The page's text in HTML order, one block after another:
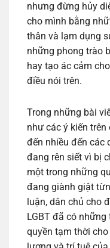
nhưng đừng hủy
cho mình bằng
thân và lạm dụng
những phong trào
hay tạo ác cảm
điều nói trên.
Trong những bài
như các ý kiến
đến nhiều đến các
đang rên siết vì bị
một trong những
đang giành giật
luận, dân chủ cho
LGBT đã có
quyền tạm thời